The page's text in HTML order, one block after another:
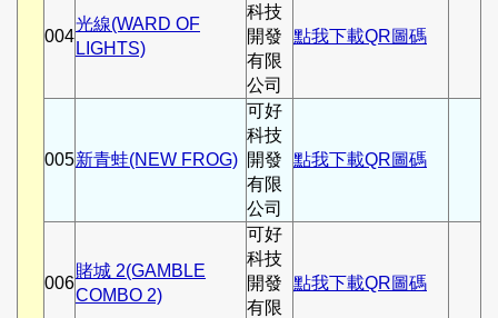
004
光線(WARD OF
LIGHTS)
科技
開發
有限
公司
點我下載QR圖碼
005新青蛙(NEW FROG)
可好
科技
開發
有限
公司
點我下載QR圖碼
006
賭城 2(GAMBLE
COMBO 2)
可好
科技
開發
有限
點我下載QR圖碼